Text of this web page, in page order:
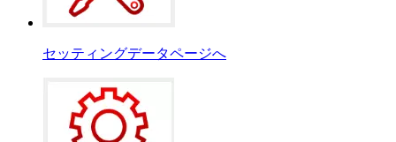
セッティングデータページへ